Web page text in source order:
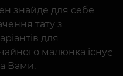
знайде для себе
тату з
для
малюнка існує
Вами.